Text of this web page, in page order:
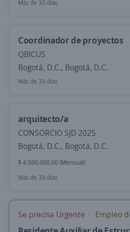
Más de 30 días
Coordinador de proyectos
QBICUS
Bogotá, D.C., Bogotá, D.C.
Más de 30 días
arquitecto/a
CONSORCIO SJD 2025
Bogotá, D.C., Bogotá, D.C.
$ 4.500.000,00 (Mensual)
Más de 30 días
Se precisa Urgente Empleo